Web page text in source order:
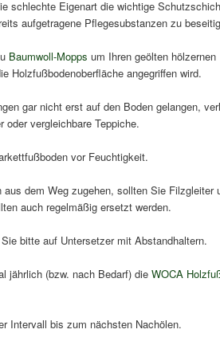
schlechte Eigenart die wichtige
aufgetragene Pflegesubstanzen zu
Baumwoll-Mopps um Ihren geölten
Holzfußbodenoberfläche angegriffen wird.
gar nicht erst auf den Boden gelangen,
oder vergleichbare Teppiche.
vor Feuchtigkeit.
aus dem Weg zugehen, sollten Sie Filzgleiter
auch regelmäßig ersetzt werden.
bitte auf Untersetzer mit Abstandhaltern.
jährlich (bzw. nach Bedarf) die WOCA
Intervall bis zum nächsten Nachölen.